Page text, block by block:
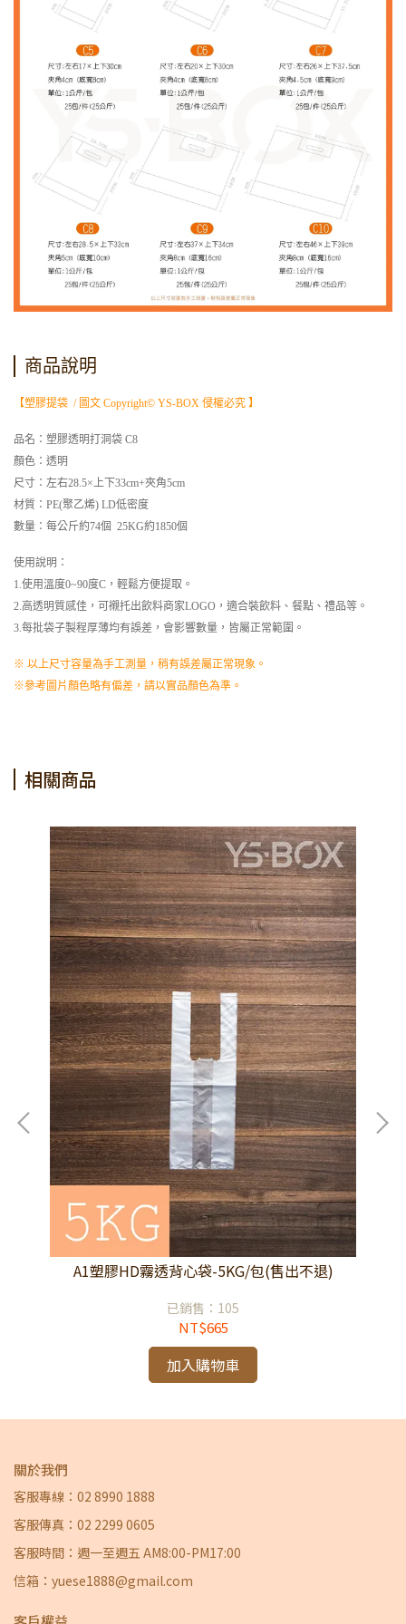
商品說明
【塑膠提袋 / 圖文 Copyright© YS-BOX 侵權必究 】
品名：塑膠透明打洞袋 C8
顏色：透明
尺寸：左右28.5×上下33cm+夾角5cm
材質：PE(聚乙烯) LD低密度
數量：每公斤約74個 25KG約1850個
使用說明：
1.使用溫度0~90度C，輕鬆方便提取。
2.高透明質感佳，可襯托出飲料商家LOGO，適合裝飲料、餐點、禮品等。
3.每批袋子製程厚薄均有誤差，會影響數量，皆屬正常範圍。
※ 以上尺寸容量為手工測量，稍有誤差屬正常現象。
※參考圖片顏色略有偏差，請以實品顏色為準。
相關商品
A1塑膠HD霧透背心袋-5KG/包(售出不退)
已銷售：105
NT$665
加入購物車
關於我們
客服專線：02 8990 1888
客服傳真：02 2299 0605
客服時間：週一至週五 AM8:00-PM17:00
信箱：yuese1888@gmail.com